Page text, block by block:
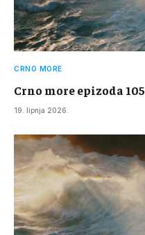
CRNO MORE
Crno more epizoda 105
19. lipnja 2026.